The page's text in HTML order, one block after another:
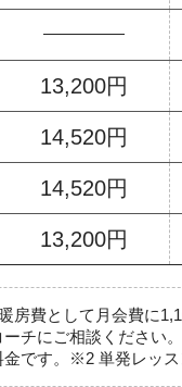
13,200円
14,520円
14,520円
13,200円
房費として月会費に
チにご相談くださ
です。※2 単発レッ